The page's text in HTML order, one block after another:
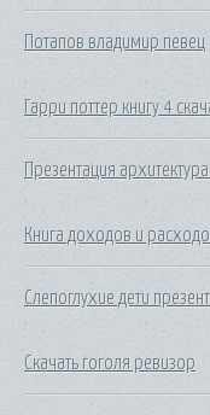
Потапов владимир певец
Гарри поттер книгу 4
Презентация
Книга доходов и
Слепоглухие дети
Скачать гоголя ревизор